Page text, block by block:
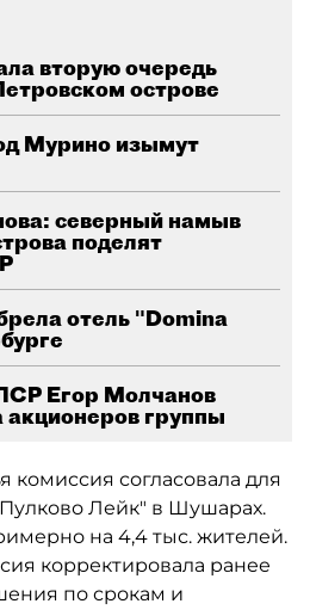
вторую очередь
острове
Мурино изымут
северный намыв
поделят
отель "Domina
Егор Молчанов
акционеров группы
комиссия согласовала для
Лейк" в Шушарах.
на 4,4 тыс. жителей.
корректировала ранее
по срокам и